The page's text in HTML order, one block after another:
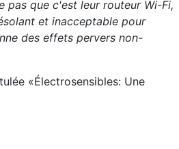
pas que c'est leur routeur Wi-Fi,
et inacceptable pour
des effets pervers non-
«Électrosensibles: Une